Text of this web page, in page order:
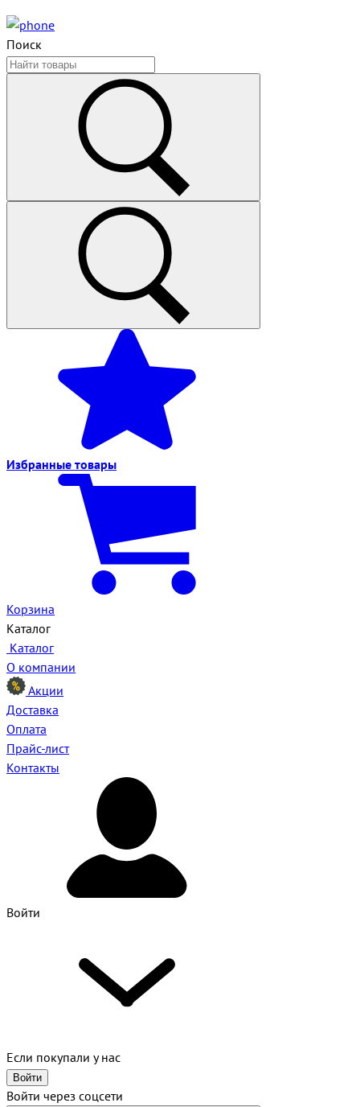
Поиск
Избранные товары
Корзина
Каталог
Каталог
О компании
Акции
Доставка
Оплата
Прайс-лист
Контакты
Войти
Если покупали у нас
Войти
Войти через соцсети